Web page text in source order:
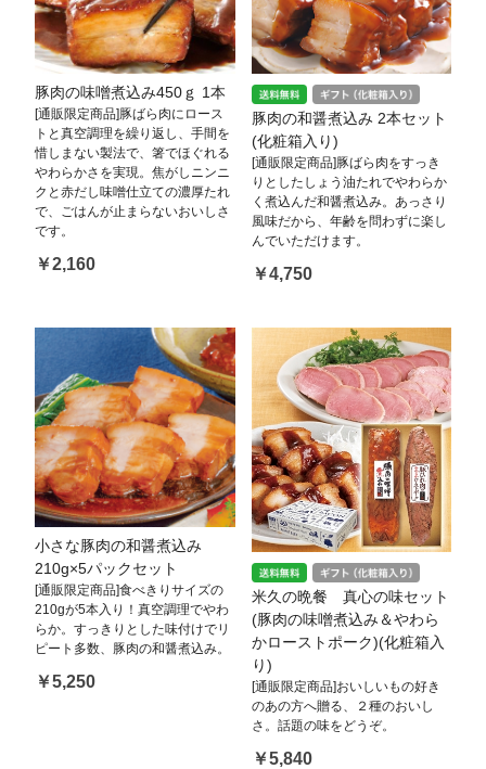
豚肉の味噌煮込み450ｇ 1本
[通販限定商品]豚ばら肉にロース
トと真空調理を繰り返し、手間を
惜しまない製法で、箸でほぐれる
やわらかさを実現。焦がしニンニ
クと赤だし味噌仕立ての濃厚たれ
で、ごはんが止まらないおいしさ
です。
￥2,160
豚肉の和醤煮込み 2本セット
(化粧箱入り)
[通販限定商品]豚ばら肉をすっき
りとしたしょう油たれでやわらか
く煮込んだ和醤煮込み。あっさり
風味だから、年齢を問わずに楽し
んでいただけます。
￥4,750
小さな豚肉の和醤煮込み
210g×5パックセット
[通販限定商品]食べきりサイズの
210gが5本入り！真空調理でやわ
らか。すっきりとした味付けでリ
ピート多数、豚肉の和醤煮込み。
￥5,250
米久の晩餐 真心の味セット
(豚肉の味噌煮込み＆やわら
かローストポーク)(化粧箱入
り)
[通販限定商品]おいしいもの好き
のあの方へ贈る、２種のおいし
さ。話題の味をどうぞ。
￥5,840